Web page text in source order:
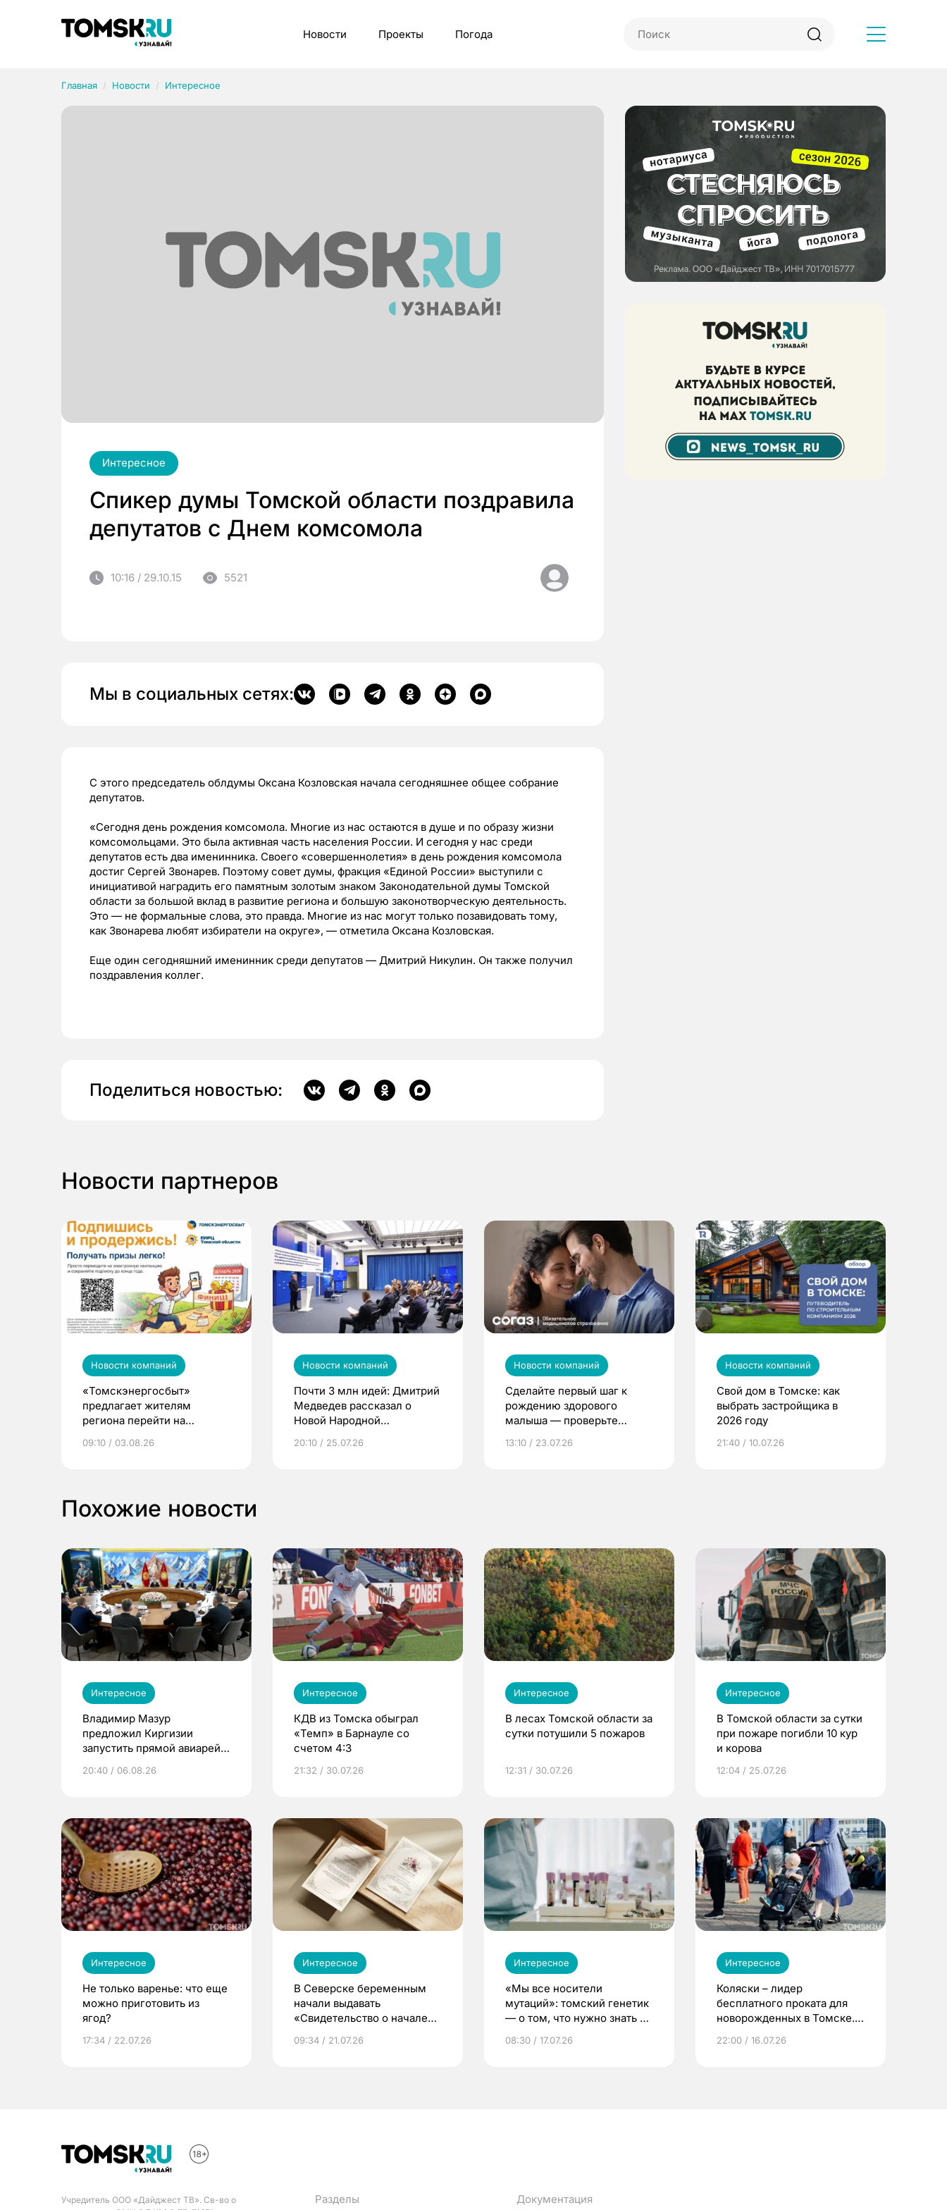
Новости Проекты Погода
Главная Новости Интересное
Интересное
Спикер думы Томской области поздравила
депутатов с Днем комсомола
10:16 / 29.10.15 5521
Мы в социальных сетях:
С этого председатель облдумы Оксана Козловская начала сегодняшнее общее собрание
депутатов.
«Сегодня день рождения комсомола. Многие из нас остаются в душе и по образу жизни
комсомольцами. Это была активная часть населения России. И сегодня у нас среди
депутатов есть два именинника. Своего «совершеннолетия» в день рождения комсомола
достиг Сергей Звонарев. Поэтому совет думы, фракция «Единой России» выступили с
инициативой наградить его памятным золотым знаком Законодательной думы Томской
области за большой вклад в развитие региона и большую законотворческую деятельность.
Это — не формальные слова, это правда. Многие из нас могут только позавидовать тому,
как Звонарева любят избиратели на округе», — отметила Оксана Козловская.
Еще один сегодняшний именинник среди депутатов — Дмитрий Никулин. Он также получил
поздравления коллег.
Поделиться новостью:
Новости партнеров
Новости компаний
«Томскэнергосбыт»
предлагает жителям
региона перейти на
выиграть призы
09:10 / 03.08.26
Новости компаний
Почти 3 млн идей: Дмитрий
Медведев рассказал о
Новой Народной
20:10 / 25.07.26
Новости компаний
Сделайте первый шаг к
рождению здорового
малыша — проверьте
по ОМС!
13:10 / 23.07.26
Новости компаний
Свой дом в Томске: как
выбрать застройщика в
2026 году
21:40 / 10.07.26
Похожие новости
Интересное
Владимир Мазур
предложил Киргизии
запустить прямой авиарейс
20:40 / 06.08.26
Интересное
КДВ из Томска обыграл
«Темп» в Барнауле со
счетом 4:3
21:32 / 30.07.26
Интересное
В лесах Томской области за
сутки потушили 5 пожаров
12:31 / 30.07.26
Интересное
В Томской области за сутки
при пожаре погибли 10 кур
и корова
12:04 / 25.07.26
Интересное
Не только варенье: что еще
можно приготовить из
ягод?
17:34 / 22.07.26
Интересное
В Северске беременным
начали выдавать
«Свидетельство о начале
09:34 / 21.07.26
Интересное
«Мы все носители
мутаций»: томский генетик
— о том, что нужно знать до
08:30 / 17.07.26
Интересное
Коляски – лидер
бесплатного проката для
новорожденных в Томске.
22:00 / 16.07.26
Учредитель ООО «Дайджест ТВ». Св-во о
Разделы Документация
Рубрики